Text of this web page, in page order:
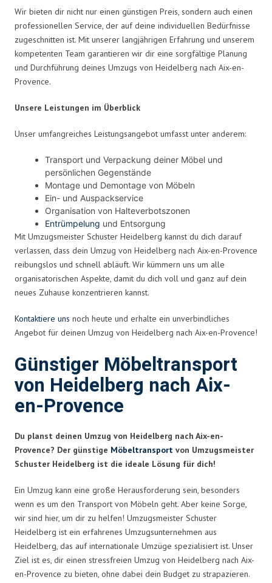
Wir bieten dir nicht nur einen günstigen Preis, sondern auch einen
professionellen Service, der auf deine individuellen Bedürfnisse
zugeschnitten ist. Mit unserer langjährigen Erfahrung und unserem
kompetenten Team garantieren wir dir eine sorgfältige Planung
und Durchführung deines Umzugs von Heidelberg nach Aix-en-
Provence.
Unsere Leistungen im Überblick
Unser umfangreiches Leistungsangebot umfasst unter anderem:
Transport und Verpackung deiner Möbel und
persönlichen Gegenstände
Montage und Demontage von Möbeln
Ein- und Auspackservice
Organisation von Halteverbotszonen
Entrümpelung und Entsorgung
Mit Umzugsmeister Schuster Heidelberg kannst du dich darauf
verlassen, dass dein Umzug von Heidelberg nach Aix-en-Provence
reibungslos und schnell abläuft. Wir kümmern uns um alle
organisatorischen Aspekte, damit du dich voll und ganz auf dein
neues Zuhause konzentrieren kannst.
Kontaktiere uns noch heute und erhalte ein unverbindliches
Angebot für deinen Umzug von Heidelberg nach Aix-en-Provence!
Günstiger Möbeltransport
von Heidelberg nach Aix-
en-Provence
Du planst deinen Umzug von Heidelberg nach Aix-en-
Provence? Der günstige Möbeltransport von Umzugsmeister
Schuster Heidelberg ist die ideale Lösung für dich!
Ein Umzug kann eine große Herausforderung sein, besonders
wenn es um den Transport von Möbeln geht. Aber keine Sorge,
wir sind hier, um dir zu helfen! Umzugsmeister Schuster
Heidelberg ist ein erfahrenes Umzugsunternehmen aus
Heidelberg, das auf internationale Umzüge spezialisiert ist. Unser
Ziel ist es, dir einen stressfreien Umzug von Heidelberg nach Aix-
en-Provence zu bieten, ohne dabei dein Budget zu strapazieren.